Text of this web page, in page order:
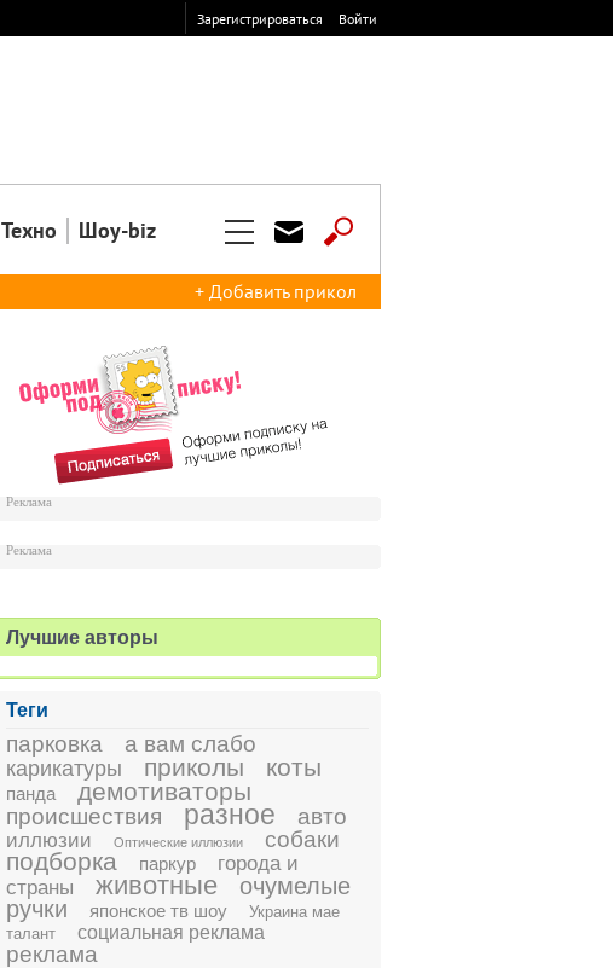
Зарегистрироваться Войти
Техно Шоу-biz
+ Добавить прикол
Реклама
Реклама
Лучшие авторы
Теги
парковка а вам слабо
карикатуры приколы коты
панда демотиваторы
происшествия разное авто
иллюзии Оптические иллюзии собаки
подборка паркур
города и
страны
животные
очумелые
ручки
японское тв шоу
Украина мае
талант
социальная реклама
реклама